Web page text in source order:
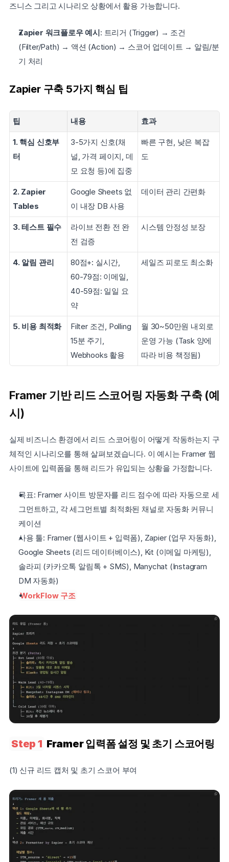
즈니스 그리고 시나리오 상황에서 활용 가능합니다.
Zapier 워크플로우 예시: 트리거 (Trigger) → 조건
(Filter/Path) → 액션 (Action) → 스코어 업데이트 → 알림/분
기 처리
Zapier 구축 5가지 핵심 팁
팁 내용 효과
1. 핵심 신호부
터
3-5가지 신호(채
널, 가격 페이지, 데
모 요청 등)에 집중
빠른 구현, 낮은 복잡
도
2. Zapier
Tables
Google Sheets 없
이 내장 DB 사용
데이터 관리 간편화
3. 테스트 필수
라이브 전환 전 완
전 검증
시스템 안정성 보장
4. 알림 관리
80점+: 실시간,
60-79점: 이메일,
40-59점: 일일 요
약
세일즈 피로도 최소화
5. 비용 최적화
Filter 조건, Polling
15분 주기,
Webhooks 활용
월 30~50만원 내외로
운영 가능 (Task 양에
따라 비용 책정됨)
Framer 기반 리드 스코어링 자동화 구축 (예
시)
실제 비즈니스 환경에서 리드 스코어링이 어떻게 작동하는지 구
체적인 시나리오를 통해 살펴보겠습니다. 이 예시는 Framer 웹
사이트에 입력폼을 통해 리드가 유입되는 상황을 가정합니다.
목표: Framer 사이트 방문자를 리드 점수에 따라 자동으로 세
그먼트하고, 각 세그먼트별 최적화된 채널로 자동화 커뮤니
케이션
사용 툴: Framer (웹사이트 + 입력폼), Zapier (업무 자동화),
Google Sheets (리드 데이터베이스), Kit (이메일 마케팅),
솔라피 (카카오톡 알림톡 + SMS), Manychat (Instagram
DM 자동화)
WorkFlow 구조
Step 1 Framer 입력폼 설정 및 초기 스코어링
(1) 신규 리드 캡처 및 초기 스코어 부여